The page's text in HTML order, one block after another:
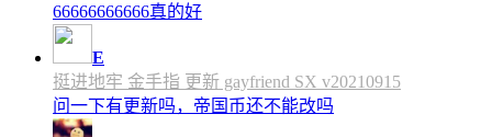
66666666666真的好
E
挺进地牢 金手指 更新 gayfriend SX v20210915
问一下有更新吗，帝国币还不能改吗